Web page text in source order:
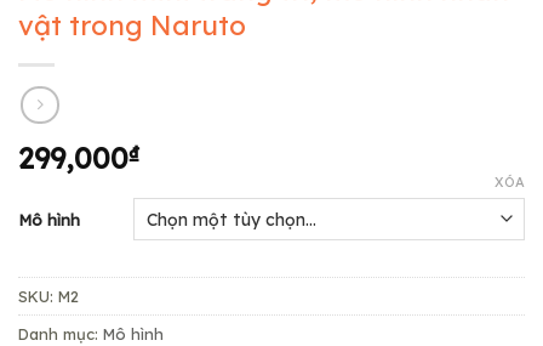
vật trong Naruto
299,000₫
Mô hình
XÓA
SKU: M2
Danh mục: Mô hình